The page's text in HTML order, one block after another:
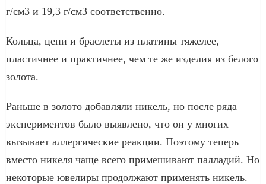
г/см3 и 19,3 г/см3 соответственно.
Кольца, цепи и браслеты из платины тяжелее,
пластичнее и практичнее, чем те же изделия из белого
золота.
Раньше в золото добавляли никель, но после ряда
экспериментов было выявлено, что он у многих
вызывает аллергические реакции. Поэтому теперь
вместо никеля чаще всего примешивают палладий. Но
некоторые ювелиры продолжают применять никель.